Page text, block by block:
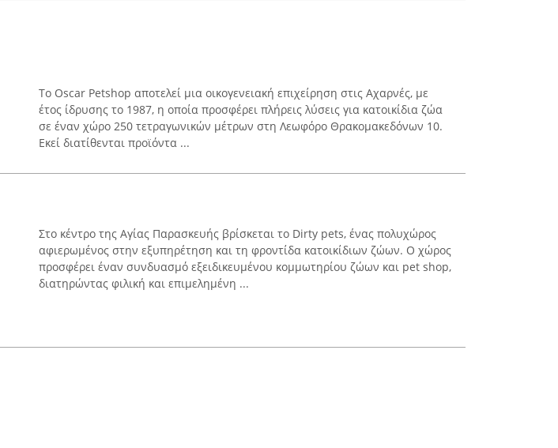
Το Oscar Petshop αποτελεί μια οικογενειακή επιχείρηση στις Αχαρνές, με
έτος ίδρυσης το 1987, η οποία προσφέρει πλήρεις λύσεις για κατοικίδια ζώα
σε έναν χώρο 250 τετραγωνικών μέτρων στη Λεωφόρο Θρακομακεδόνων 10.
Εκεί διατίθενται προϊόντα ...
Στο κέντρο της Αγίας Παρασκευής βρίσκεται το Dirty pets, ένας πολυχώρος
αφιερωμένος στην εξυπηρέτηση και τη φροντίδα κατοικίδιων ζώων. Ο χώρος
προσφέρει έναν συνδυασμό εξειδικευμένου κομμωτηρίου ζώων και pet shop,
διατηρώντας φιλική και επιμελημένη ...